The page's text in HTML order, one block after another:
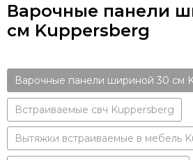
Варочные панели
см Kuppersberg
Варочные панели шириной 30 см
Встраиваемые свч Kuppersberg
Вытяжки встраиваемые в мебель